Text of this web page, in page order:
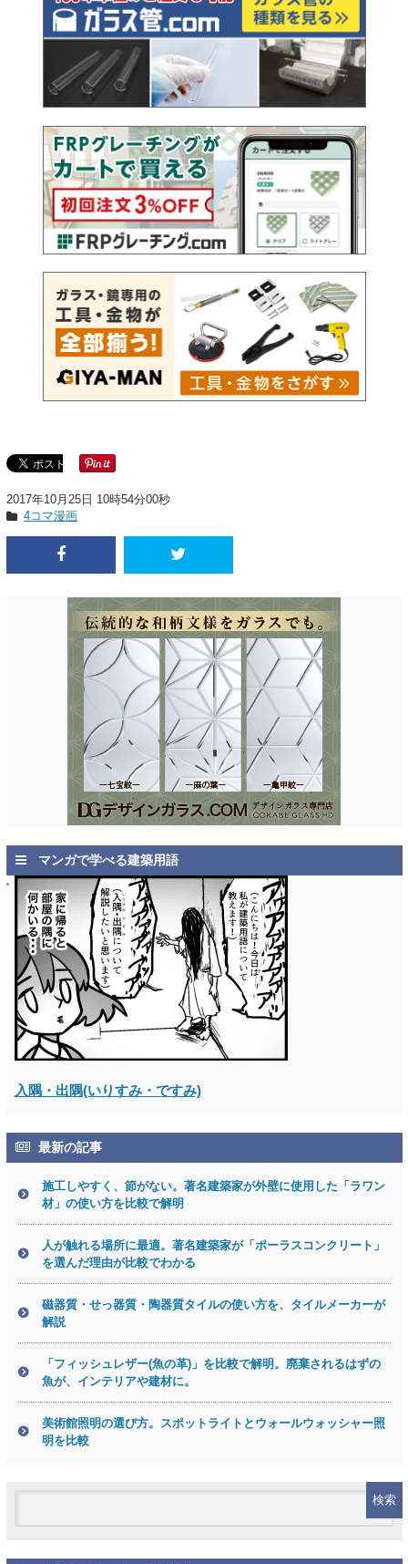
2017年10月25日 10時54分00秒
4コマ漫画
マンガで学べる建築用語
入隅・出隅(いりすみ・ですみ)
最新の記事
施工しやすく、節がない。著名建築家が外壁に使用した「ラワン
材」の使い方を比較で解明
人が触れる場所に最適。著名建築家が「ポーラスコンクリート」
を選んだ理由が比較でわかる
磁器質・せっ器質・陶器質タイルの使い方を、タイルメーカーが
解説
「フィッシュレザー(魚の革)」を比較で解明。廃棄されるはずの
魚が、インテリアや建材に。
美術館照明の選び方。スポットライトとウォールウォッシャー照
明を比較